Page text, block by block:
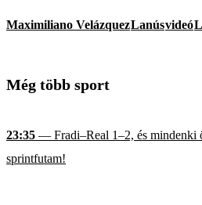
Maximiliano VelázquezLanúsvideó
Még több sport
23:35 — Fradi–Real 1–2, és mindenki
sprintfutam!